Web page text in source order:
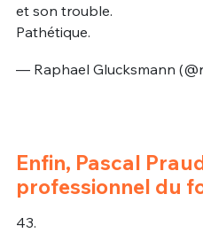
et son trouble.
Pathétique.
— Raphael Glucksmann
Enfin, Pascal
professionnel du
43.